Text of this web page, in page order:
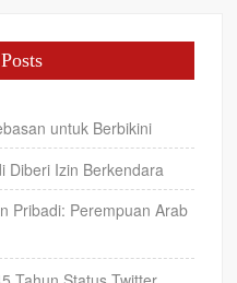
untuk Berbikini
Diberi Izin Berkendara
Pribadi: Perempuan Arab